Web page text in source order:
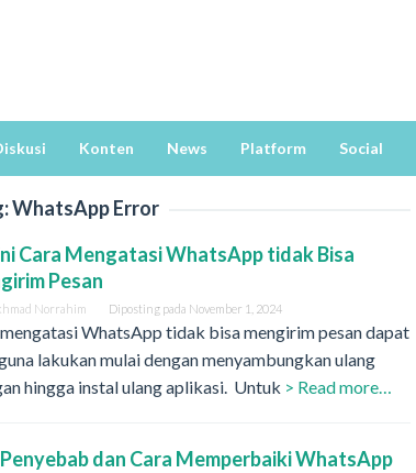
Konten News Platform Social
WhatsApp Error
Cara Mengatasi WhatsApp tidak Bisa
Pesan
Norrahim Diposting pada November 1, 2024
WhatsApp tidak bisa mengirim pesan dapat
lakukan mulai dengan menyambungkan ulang
hingga instal ulang aplikasi. Untuk > Read more…
Penyebab dan Cara Memperbaiki WhatsApp